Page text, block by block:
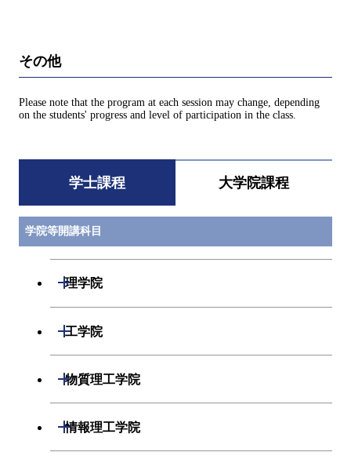
その他
Please note that the program at each session may change, depending
on the students' progress and level of participation in the class.
学士課程 大学院課程
学院等開講科目
理学院
開閉
化学系
工学院
開閉
機械系
電気電子系
物質理工学院
開閉
材料系
情報理工学院
開閉